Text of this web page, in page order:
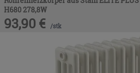
H680 278,8W
93,90 € /stk